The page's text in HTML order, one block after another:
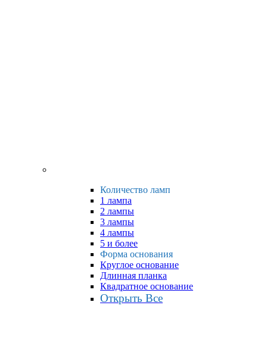
Количество ламп
1 лампа
2 лампы
3 лампы
4 лампы
5 и более
Форма основания
Круглое основание
Длинная планка
Квадратное основание
Открыть Все